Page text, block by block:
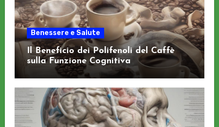
Benessere e Salute
Il Beneficio dei Polifenoli del Caffè
sulla Funzione Cognitiva